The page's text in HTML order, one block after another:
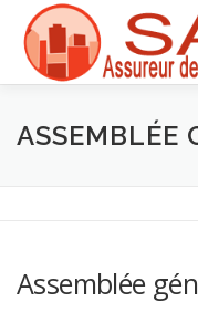
contenu
ACCUEIL LA
ASSEMBLÉE
Assemblée